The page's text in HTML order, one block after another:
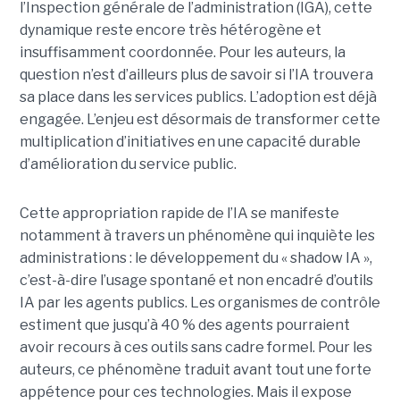
l’Inspection générale de l’administration (IGA), cette
dynamique reste encore très hétérogène et
insuffisamment coordonnée. Pour les auteurs, la
question n’est d’ailleurs plus de savoir si l’IA trouvera
sa place dans les services publics. L’adoption est déjà
engagée. L’enjeu est désormais de transformer cette
multiplication d’initiatives en une capacité durable
d’amélioration du service public.
Cette appropriation rapide de l’IA se manifeste
notamment à travers un phénomène qui inquiète les
administrations : le développement du « shadow IA »,
c’est-à-dire l’usage spontané et non encadré d’outils
IA par les agents publics. Les organismes de contrôle
estiment que jusqu’à 40 % des agents pourraient
avoir recours à ces outils sans cadre formel. Pour les
auteurs, ce phénomène traduit avant tout une forte
appétence pour ces technologies. Mais il expose